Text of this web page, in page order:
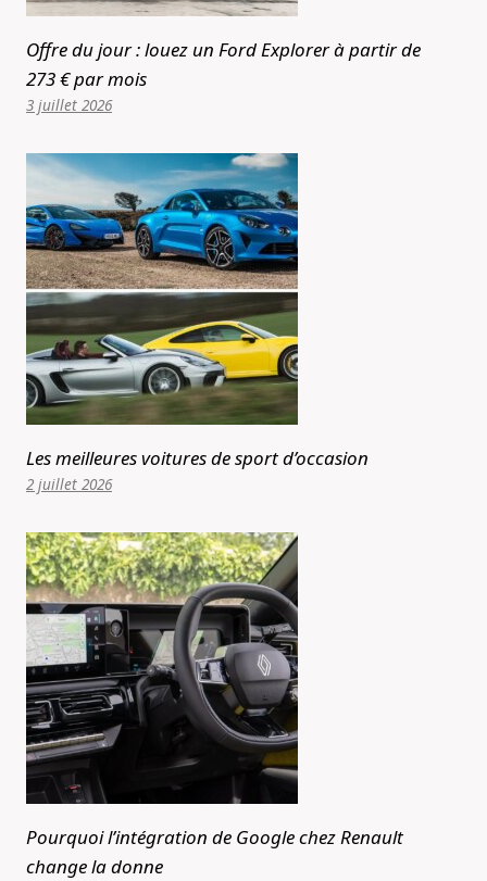
Offre du jour : louez un Ford Explorer à partir de
273 € par mois
3 juillet 2026
Les meilleures voitures de sport d’occasion
2 juillet 2026
Pourquoi l’intégration de Google chez Renault
change la donne